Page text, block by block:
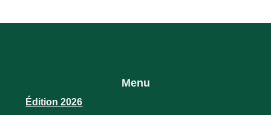
Menu
Édition 2026